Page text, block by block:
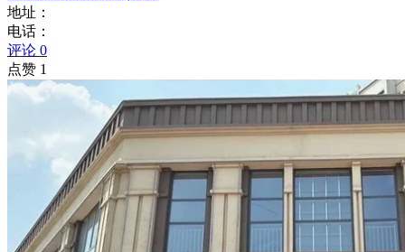
地址：
电话：
评论 0
点赞 1